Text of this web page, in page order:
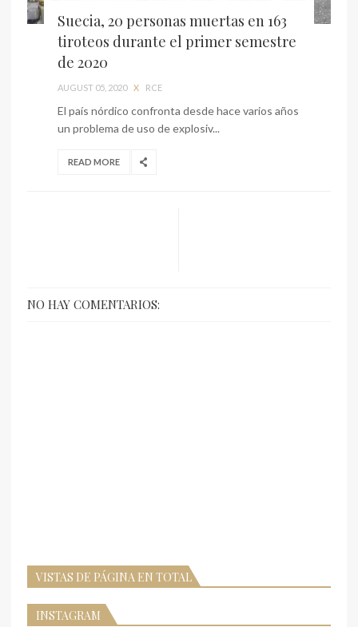
Suecia, 20 personas muertas en 163
tiroteos durante el primer semestre
de 2020
AUGUST 05, 2020 X RCE
El país nórdico confronta desde hace varios años
un problema de uso de explosiv...
READ MORE
NO HAY COMENTARIOS:
VISTAS DE PÁGINA EN TOTAL
INSTAGRAM